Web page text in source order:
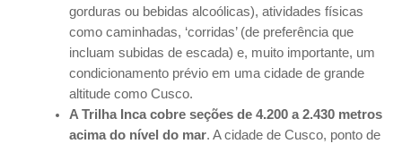
gorduras ou bebidas alcoólicas), atividades físicas
como caminhadas, ‘corridas’ (de preferência que
incluam subidas de escada) e, muito importante, um
condicionamento prévio em uma cidade de grande
altitude como Cusco.
A Trilha Inca cobre seções de 4.200 a 2.430 metros
acima do nível do mar. A cidade de Cusco, ponto de